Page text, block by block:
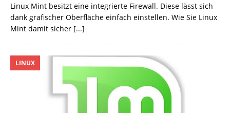
Linux Mint besitzt eine integrierte Firewall. Diese lässt sich
dank grafischer Oberfläche einfach einstellen. Wie Sie Linux
Mint damit sicher [...]
LINUX